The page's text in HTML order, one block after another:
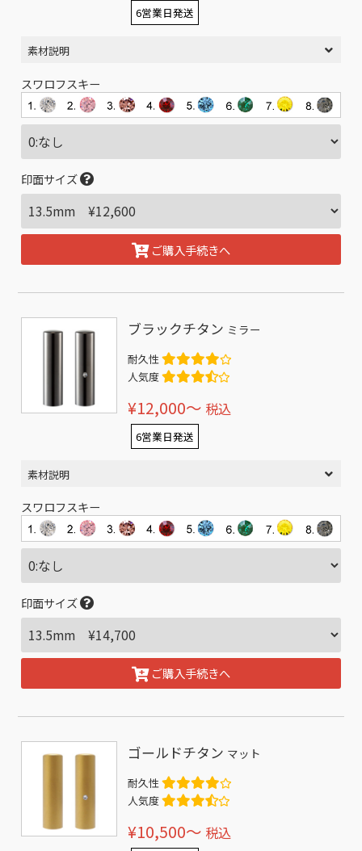
6営業日発送
素材説明
スワロフスキー
印面サイズ
ご購入手続きへ
ブラックチタン ミラー
耐久性
人気度
¥12,000〜 税込
6営業日発送
素材説明
スワロフスキー
印面サイズ
ご購入手続きへ
ゴールドチタン マット
耐久性
人気度
¥10,500〜 税込